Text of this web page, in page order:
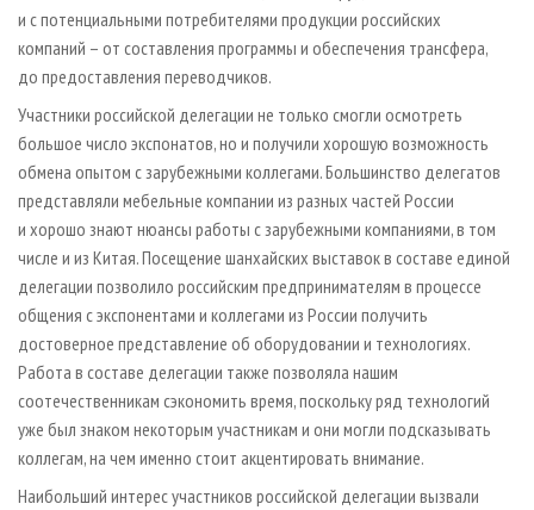
и с потенциальными потребителями продукции российских
компаний – от составления программы и обеспечения трансфера,
до предоставления переводчиков.
Участники российской делегации не только смогли осмотреть
большое число экспонатов, но и получили хорошую возможность
обмена опытом с зарубежными коллегами. Большинство делегатов
представляли мебельные компании из разных частей России
и хорошо знают нюансы работы с зарубежными компаниями, в том
числе и из Китая. Посещение шанхайских выставок в составе единой
делегации позволило российским предпринимателям в процессе
общения с экспонентами и коллегами из России получить
достоверное представление об оборудовании и технологиях.
Работа в составе делегации также позволяла нашим
соотечественникам сэкономить время, поскольку ряд технологий
уже был знаком некоторым участникам и они могли подсказывать
коллегам, на чем именно стоит акцентировать внимание.
Наибольший интерес участников российской делегации вызвали